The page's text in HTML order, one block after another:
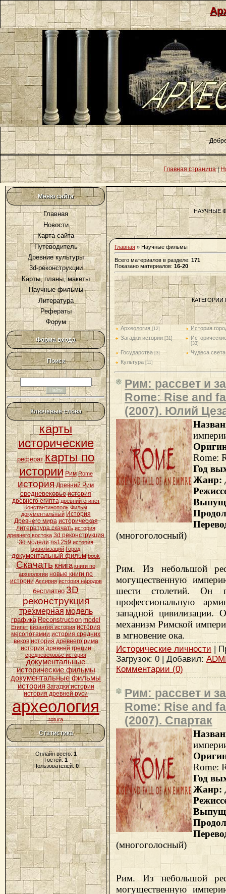
Главная страница|
Меню сайта
Главная
Новости
Карта сайта
Путеводитель
Древние культуры
3d-реконструкции
Карты, планы, макеты
Научные фильмы
Литература
Рефераты
Форум
Форма входа
Поиск
Ключевые слова
карты
исторические
реферат карты по
истории Рим Rome
история Древний Рим
средневековье история
древнего египта древний египет
Константинополь Фильм
документальный История
Древнего мира историческая
литература скачать история
древнего востока 3d реконструкция
3d модели ns1259 история
цивилизаций Город
документальный фильм book
Скачать книга книги по
археологии новые книги по
истории Ассирия история народов
бесплатно 3D
реконструкция
трехмерная модель
графика Reconstruction model
Египет византия история история
месопотамии история средних
веков история древнего рима
история древней греции
средневековье история
документальные
исторические фильмы
документальные фильмы
история Загадки истории
история древней руси
археология
rotura
Статистика
Онлайн всего: 1
Гостей:1
Пользователей: 0
НАУЧНЫЕ
Главная » Научные фильмы
Всего материалов в разделе: 171
Показано материалов: 16-20
КАТЕГОРИИ
Археология [12]
История
Загадки истории [31]
[33]
Государства [3]
Чудеса света
Культура [11]
Рим: рассвет и
Rome: Rise and
(2007). Юлий
Rome:
Год
Жанр:
(многоголосный)
Рим. Из небольшой
могущественную
шести столетий. Он
профессиональную
западной цивилизации.
механизм Римской
в мгновение ока.
Исторические личности |
Загрузок: 0 | Добавил:
Комментарии (0)
Рим: рассвет и
Rome: Rise and
(2007). Спартак
Rome:
Год
Жанр:
(многоголосный)
Рим. Из небольшой
могущественную